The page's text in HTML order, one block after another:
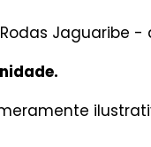
Jaguaribe -